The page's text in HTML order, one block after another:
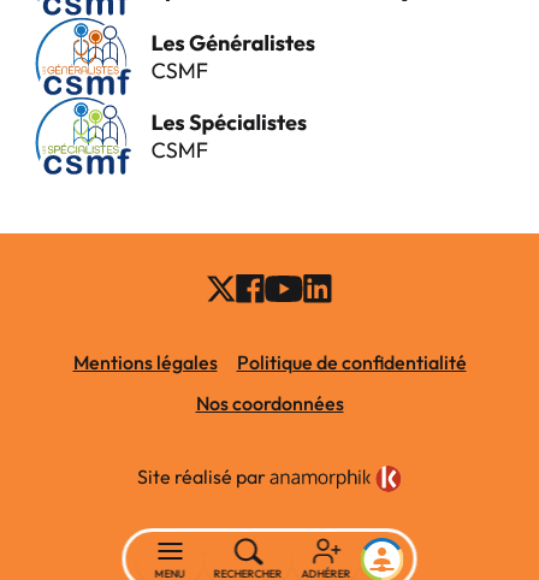
Mentions légales
Politique de confidentialité
Nos coordonnées
Site réalisé par
MENU RECHERCHER ADHÉRER